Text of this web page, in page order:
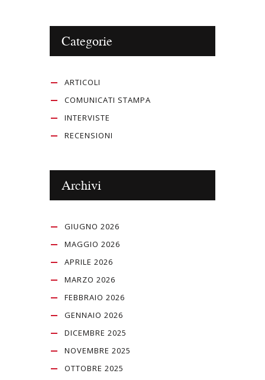
Categorie
ARTICOLI
COMUNICATI STAMPA
INTERVISTE
RECENSIONI
Archivi
GIUGNO 2026
MAGGIO 2026
APRILE 2026
MARZO 2026
FEBBRAIO 2026
GENNAIO 2026
DICEMBRE 2025
NOVEMBRE 2025
OTTOBRE 2025